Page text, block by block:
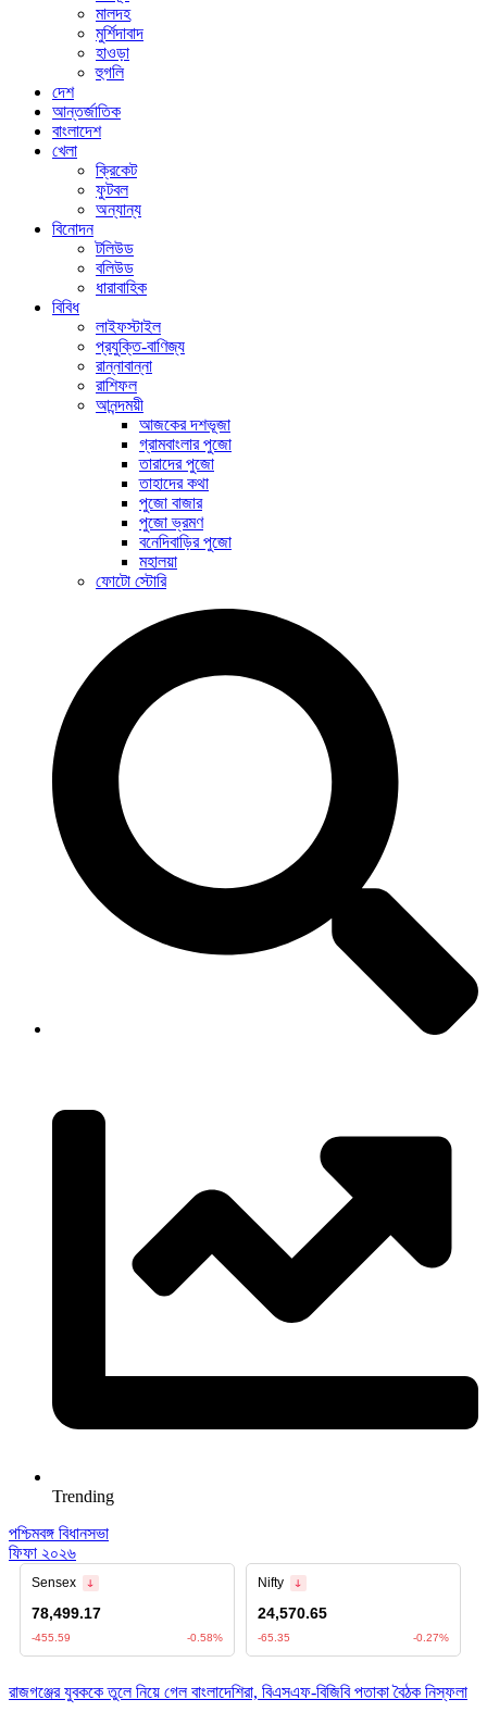
মালদহ
মুর্শিদাবাদ
হাওড়া
হুগলি
দেশ
আন্তর্জাতিক
বাংলাদেশ
খেলা
ক্রিকেট
ফুটবল
অন্যান্য
বিনোদন
টলিউড
বলিউড
ধারাবাহিক
বিবিধ
লাইফস্টাইল
প্রযুক্তি-বাণিজ্য
রান্নাবান্না
রাশিফল
আনন্দময়ী
আজকের দশভূজা
গ্রামবাংলার পুজো
তারাদের পুজো
তাহাদের কথা
পুজো বাজার
পুজো ভ্রমণ
বনেদিবাড়ির পুজো
মহালয়া
ফোটো স্টোরি
Trending
পশ্চিমবঙ্গ বিধানসভা
ফিফা ২০২৬
রাজগঞ্জের যুবককে তুলে নিয়ে গেল বাংলাদেশিরা, বিএসএফ-বিজিবি পতাকা বৈঠক নিস্ফলা